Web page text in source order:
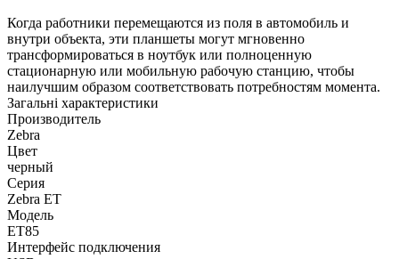
Когда работники перемещаются из поля в автомобиль и
внутри объекта, эти планшеты могут мгновенно
трансформироваться в ноутбук или полноценную
стационарную или мобильную рабочую станцию, чтобы
наилучшим образом соответствовать потребностям момента.
Загальні характеристики
Производитель
Zebra
Цвет
черный
Серия
Zebra ET
Модель
ET85
Интерфейс подключения